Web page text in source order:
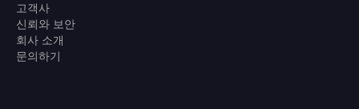
고객사
신뢰와 보안
회사 소개
문의하기